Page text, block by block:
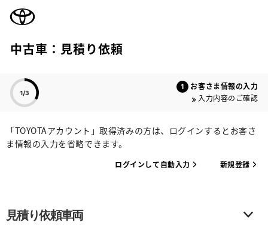
中古車：見積り依頼
お客さま情報の入力
入力内容のご確認
「TOYOTAアカウント」取得済みの方は、ログインするとお客さ
ま情報の入力を省略できます。
ログインして自動入力 新規登録
見積り依頼車両